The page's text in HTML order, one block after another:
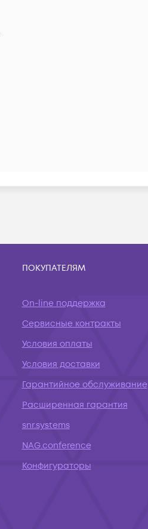
ПОКУПАТЕЛЯМ
On-line поддержка
Сервисные контракты
Условия оплаты
Условия доставки
Гарантийное обслуживание
Расширенная гарантия
snr.systems
NAG.conference
Конфигураторы